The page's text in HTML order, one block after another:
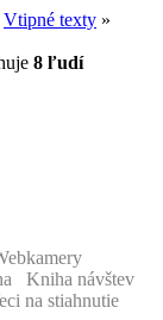
Vtipné texty »
8 ľudí
Kniha návštev
na stiahnutie